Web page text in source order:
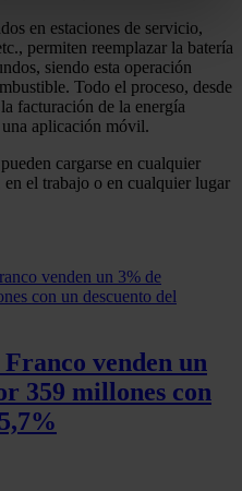
analizándolo activamente
específicas (huellas
cómo se procesan sus
o retirar su
en la Declaración
usan para personalizar
funciones de redes
compartimos
del sitio web con
publicidad y análisis
con otra información
hayan recopilado a
de sus servicios.
en estaciones de servicio,
permiten reemplazar la batería
siendo esta operación
Todo el proceso, desde
facturación de la energía
una aplicación móvil.
cargarse en cualquier
en el trabajo o en cualquier lugar
venden un
359 millones con